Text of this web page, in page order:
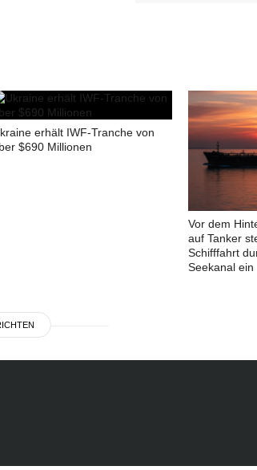
erhält IWF-Tranche von
$690 Millionen
Vor dem
auf Tanker
Schifffahrt
Seekanal ein